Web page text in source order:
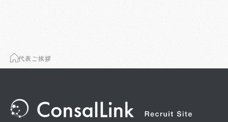
代表ご挨拶